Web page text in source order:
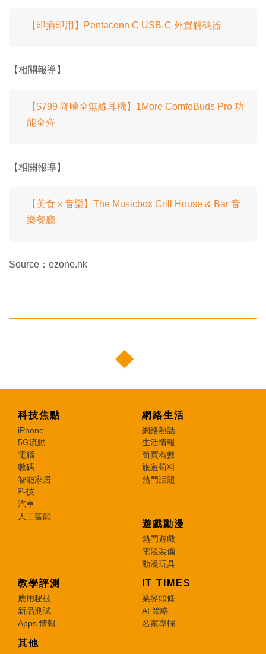
【即插即用】Pentaconn C USB-C 外置解碼器
【相關報導】
【$799 降噪全無線耳機】1More ComfoBuds Pro 功
能全齊
【相關報導】
【美食 x 音樂】The Musicbox Grill House & Bar 音
樂餐廳
Source：ezone.hk
科技焦點
iPhone
5G流動
電腦
數碼
智能家居
科技
汽車
人工智能
網絡生活
網絡熱話
生活情報
筍買着數
旅遊筍料
熱門話題
遊戲動漫
熱門遊戲
電競裝備
動漫玩具
教學評測
應用秘技
新品測試
Apps 情報
IT TIMES
業界頭條
AI 策略
名家專欄
其他